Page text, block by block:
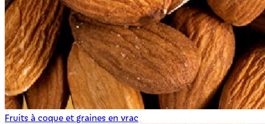
Fruits à coque et graines en vrac